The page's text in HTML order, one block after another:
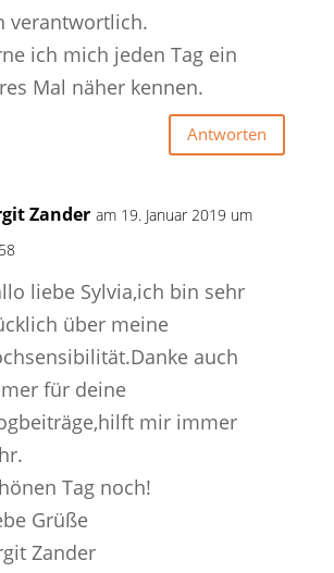
verantwortlich.
ich mich jeden Tag ein
Mal näher kennen.
Antworten
Zander am 19. Januar 2019 um
liebe Sylvia,ich bin sehr
über meine
auch
für deine
mir immer
Tag noch!
Grüße
Zander